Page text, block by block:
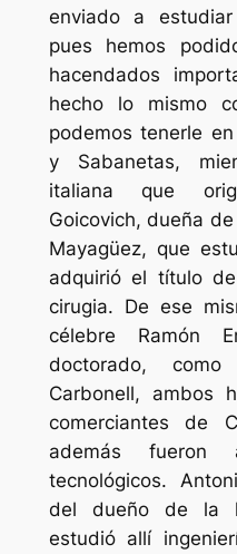
enviado a
pues hemos
hacendados
hecho lo mismo
podemos tenerle
y Sabanetas,
italiana que
Goicovich, dueña
Mayagüez, que
adquirió el título
cirugia. De ese
célebre Ramón
doctorado, como
Carbonell, ambos
comerciantes de
además fueron
tecnológicos.
del dueño de la
estudió allí